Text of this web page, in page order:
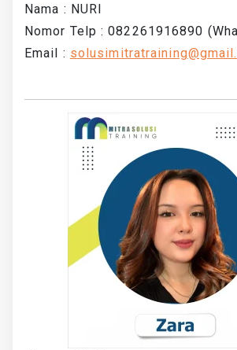
Nama : NURI
Nomor Telp : 082261916890
Email :